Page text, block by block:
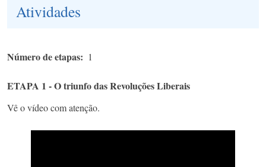
Atividades
Número de etapas 1
ETAPA 1 - O triunfo das Revoluções Liberais
Vê o vídeo com atenção.